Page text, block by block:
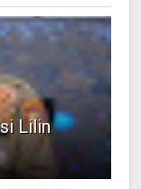
Lilin